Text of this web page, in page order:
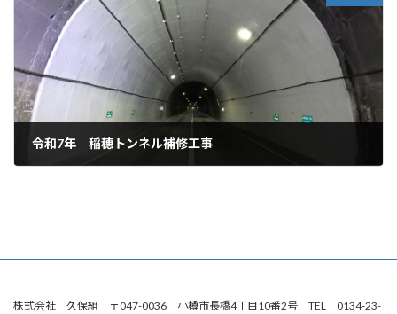
令和7年 稲穂トンネル補修工事
株式会社 久保組 〒047-0036 小樽市長橋4丁目10番2号 TEL 0134-23-